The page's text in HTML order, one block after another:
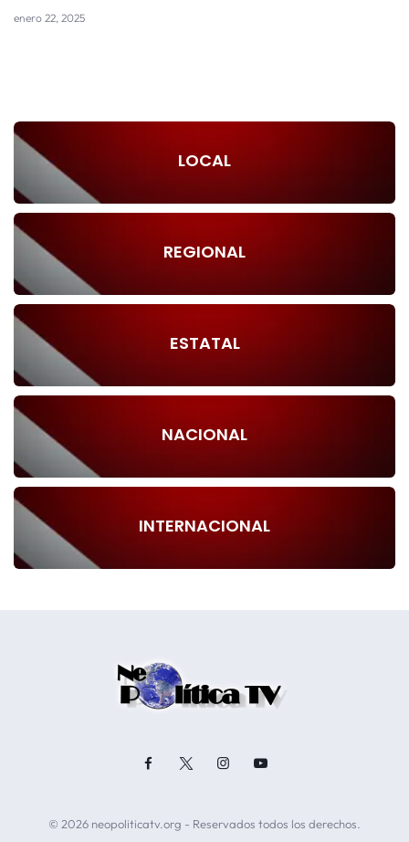
enero 22, 2025
LOCAL
REGIONAL
ESTATAL
NACIONAL
INTERNACIONAL
© 2026 neopoliticatv.org - Reservados todos los derechos.